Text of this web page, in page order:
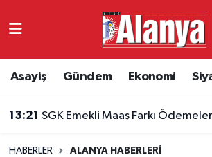
Asayiş Gündem Ekonomi
13:21 SGK Emekli Maaş Farkı Ödemelerini 7
13:20 Manavgat'ta yüzer GES'in ardından kara
HABERLER ALANYA HABERLERI
Ekonomi
Antalya Namaz Vakitleri